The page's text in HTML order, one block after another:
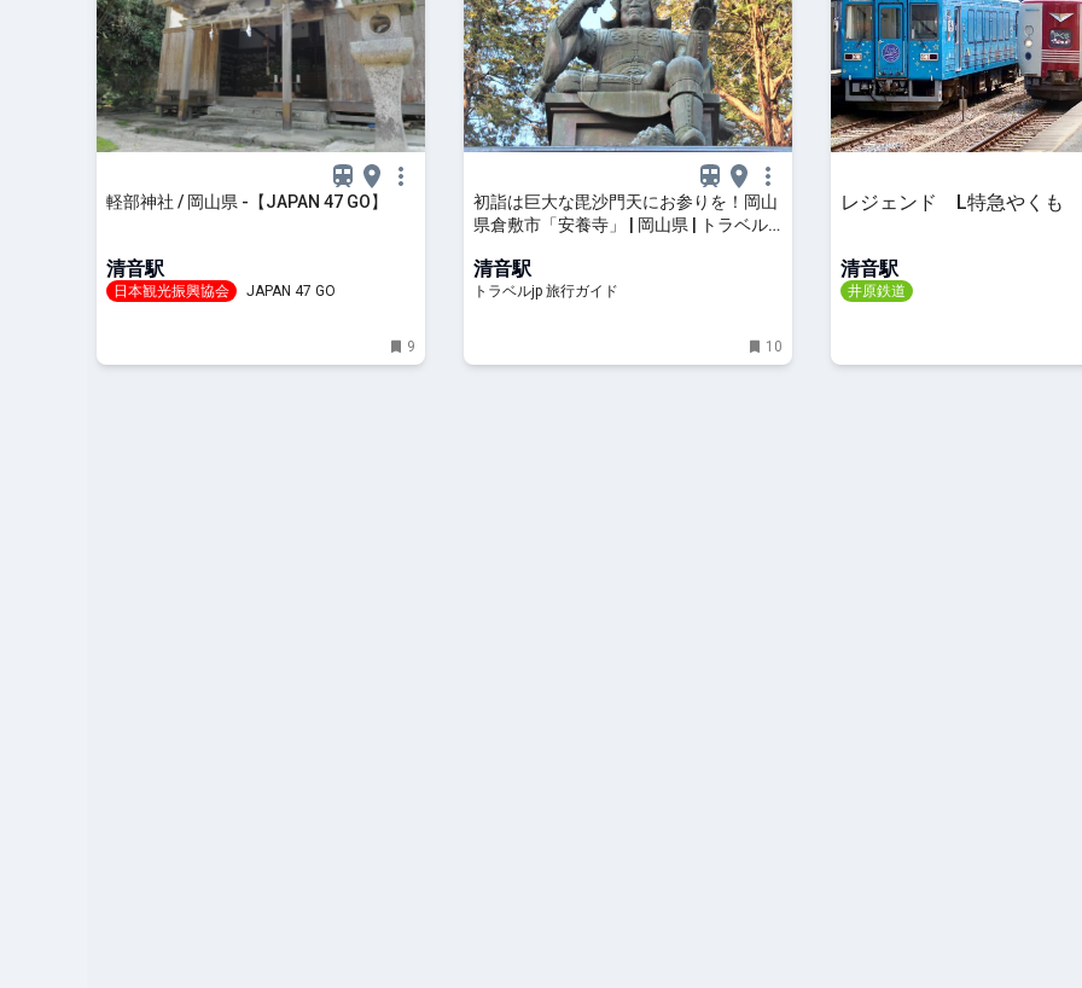
軽部神社 / 岡山県 -【JAPAN 47 GO】
清音駅
日本観光振興協会 JAPAN 47 GO
9
初詣は巨大な毘沙門天にお参りを！岡山
県倉敷市「安養寺」 | 岡山県 | トラベルjp
清音駅
トラベルjp 旅行ガイド
10
レジェンド L特急やくも
清音駅
井原鉄道